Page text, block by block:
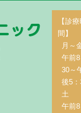
【診
間】
月～
午前
30～
後5
土
午前